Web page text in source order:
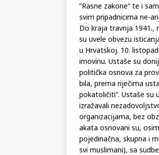
“Rasne zakone” te i
svim pripadnicima ne-
Do kraja travnja 1941.,
su uvele obvezu
u Hrvatskoj. 10.
imovinu. Ustaše su
politička osnova za
bila, prema riječima
pokatoličiti”. Ustaše su
izražavali
organizacijama, bez
akata osnovani su,
pojedinačna, skupna i
svi muslimani), sa